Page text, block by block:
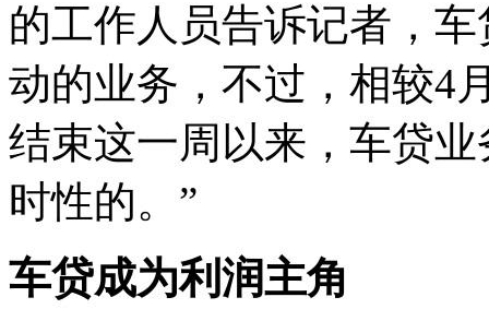
的工作人员告诉记者，
动的业务，不过，相较4
结束这一周以来，车贷
时性的。”
车贷成为利润主角